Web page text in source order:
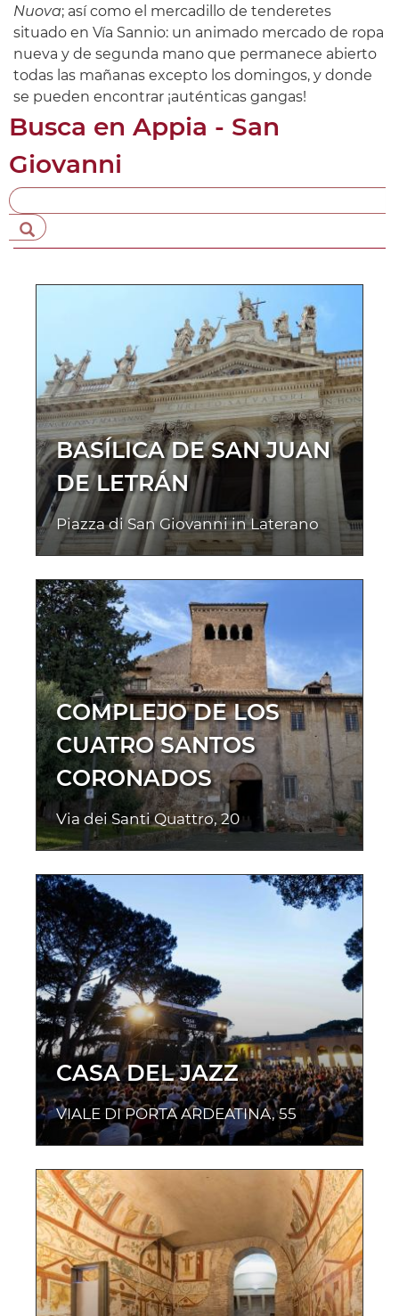
Nuova; así como el mercadillo de tenderetes
situado en Vía Sannio: un animado mercado de ropa
nueva y de segunda mano que permanece abierto
todas las mañanas excepto los domingos, y donde
se pueden encontrar ¡auténticas gangas!
Busca en Appia - San
Giovanni
BASÍLICA DE SAN JUAN
DE LETRÁN
Piazza di San Giovanni in Laterano
COMPLEJO DE LOS
CUATRO SANTOS
CORONADOS
Via dei Santi Quattro, 20
CASA DEL JAZZ
VIALE DI PORTA ARDEATINA, 55